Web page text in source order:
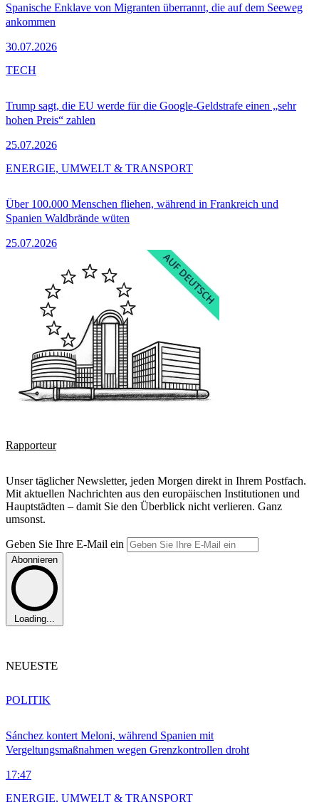
Spanische Enklave von Migranten überrannt, die auf dem Seeweg
ankommen
30.07.2026
Trump sagt, die EU werde für die Google-Geldstrafe einen „sehr
hohen Preis“ zahlen
25.07.2026
TECH
Über 100.000 Menschen fliehen, während in Frankreich und
Spanien Waldbrände wüten
25.07.2026
ENERGIE, UMWELT & TRANSPORT
Rapporteur
Unser täglicher Newsletter, jeden Morgen direkt in Ihrem Postfach.
Mit aktuellen Nachrichten aus den europäischen Institutionen und
Hauptstädten – damit Sie den Überblick nicht verlieren. Ganz
umsonst.
Geben Sie Ihre E-Mail ein
Abonnieren
Loading...
NEUESTE
Sánchez kontert Meloni, während Spanien mit
Vergeltungsmaßnahmen wegen Grenzkontrollen droht
17:47
POLITIK
ENERGIE, UMWELT & TRANSPORT